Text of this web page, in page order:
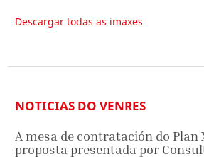
Descargar todas as imaxes
NOTICIAS DO VENRES
A mesa de contratación do Plan
proposta presentada por